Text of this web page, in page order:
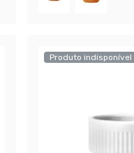
Produto indisponível